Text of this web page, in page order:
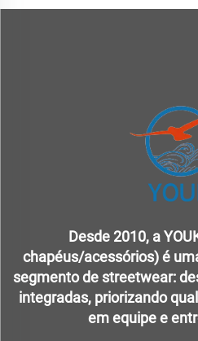
Desde 2010, a
chapéus/acessórios) é
segmento de streetwear:
integradas, priorizando
em equipe e